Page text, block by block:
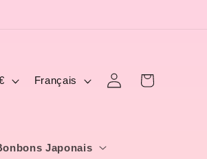
Japonais
EUR €
g
Français ConnexionPanier